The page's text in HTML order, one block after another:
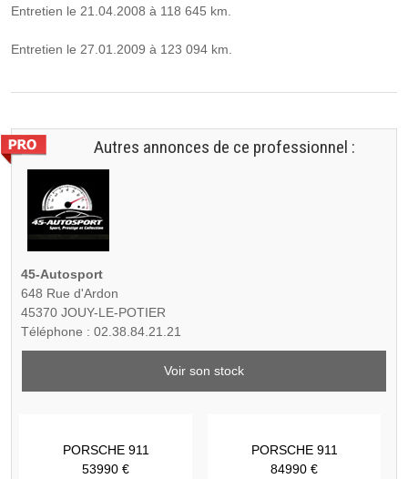
Entretien le 21.04.2008 à 118 645 km.
Entretien le 27.01.2009 à 123 094 km.
Autres annonces de ce professionnel :
45-Autosport
648 Rue d'Ardon
45370 JOUY-LE-POTIER
Téléphone : 02.38.84.21.21
Voir son stock
PORSCHE 911
53990 €
PORSCHE 911
84990 €